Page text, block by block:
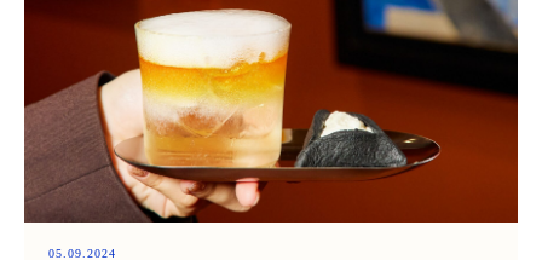
05.09.2024
ИП Цюпко Евгений Олегович
ИНН 712306709516